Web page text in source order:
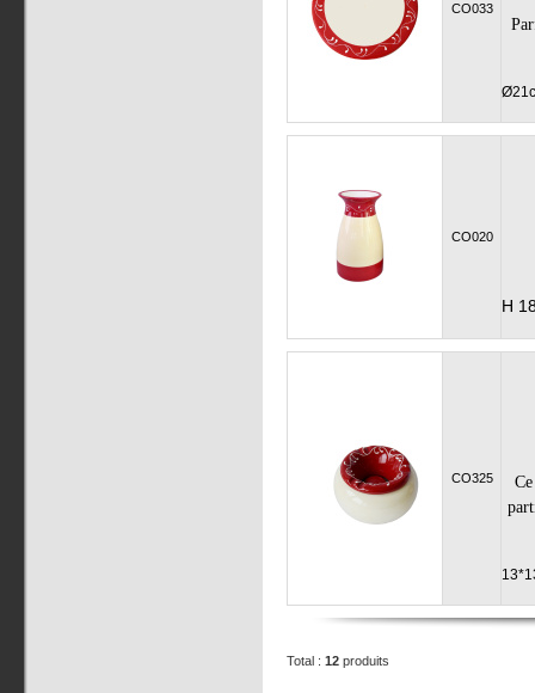
CO033
CO020
H
CO325
Total : 12 produits